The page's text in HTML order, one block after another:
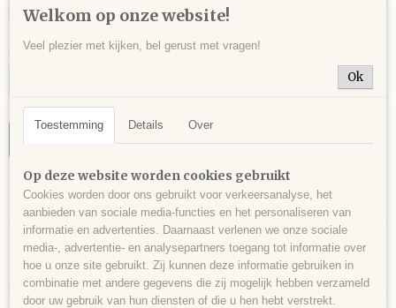
€ 18,00
Aantal
IN WINKELWAGEN
Specificaties
Productcode
JAS0002
EAN code
518
Omschrijving
Decoratief stukje heliotroop / groene jaspis, Australie - 121 gram - ,5 x 5 x
3 cm.
Welkom op onze website!
Veel plezier met kijken, bel gerust met vragen!
Ok
Toestemming Details Over
Op deze website worden cookies gebruikt
Cookies worden door ons gebruikt voor verkeersanalyse, het
aanbieden van sociale media-functies en het personaliseren van
informatie en advertenties. Daarnaast verlenen we onze sociale
media-, advertentie- en analysepartners toegang tot informatie over
hoe u onze site gebruikt. Zij kunnen deze informatie gebruiken in
combinatie met andere gegevens die zij mogelijk hebben verzameld
door uw gebruik van hun diensten of die u hen hebt verstrekt.